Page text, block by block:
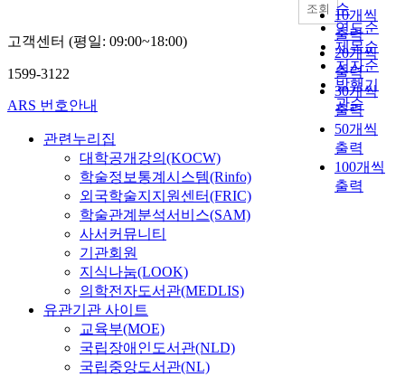
순
연도순
제목순
저자순
발행기
관순
10개씩
출력
20개씩
출력
30개씩
출력
50개씩
출력
100개씩
출력
조회
고객센터 (평일: 09:00~18:00)
1599-3122
ARS 번호안내
관련누리집
대학공개강의(KOCW)
학술정보통계시스템(Rinfo)
외국학술지지원센터(FRIC)
학술관계분석서비스(SAM)
사서커뮤니티
기관회원
지식나눔(LOOK)
의학전자도서관(MEDLIS)
유관기관 사이트
교육부(MOE)
국립장애인도서관(NLD)
국립중앙도서관(NL)